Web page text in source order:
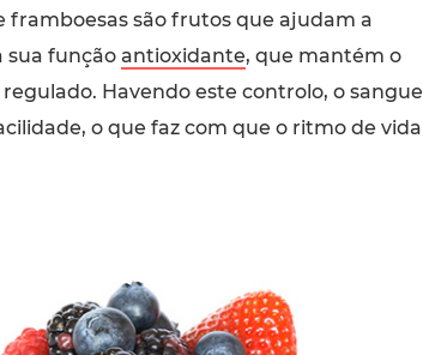
framboesas são frutos que ajudam a
sua função antioxidante, que mantém o
Havendo este controlo, o sangue
o que faz com que o ritmo de vida